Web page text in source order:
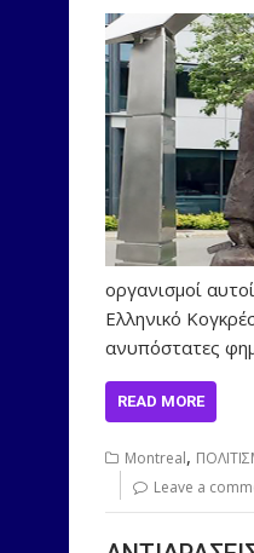
οργανισμοί
Ελληνικό
ανυπόστατες
READ MORE
Montreal,
Leave a